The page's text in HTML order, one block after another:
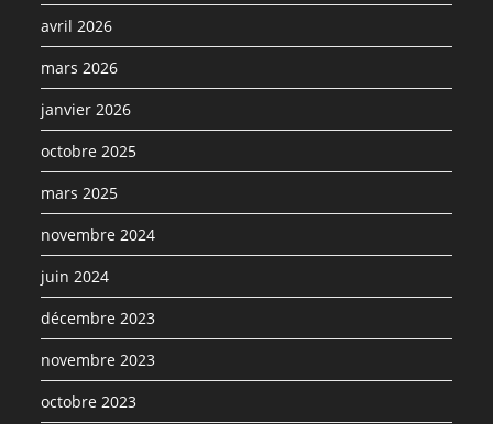
avril 2026
mars 2026
janvier 2026
octobre 2025
mars 2025
novembre 2024
juin 2024
décembre 2023
novembre 2023
octobre 2023